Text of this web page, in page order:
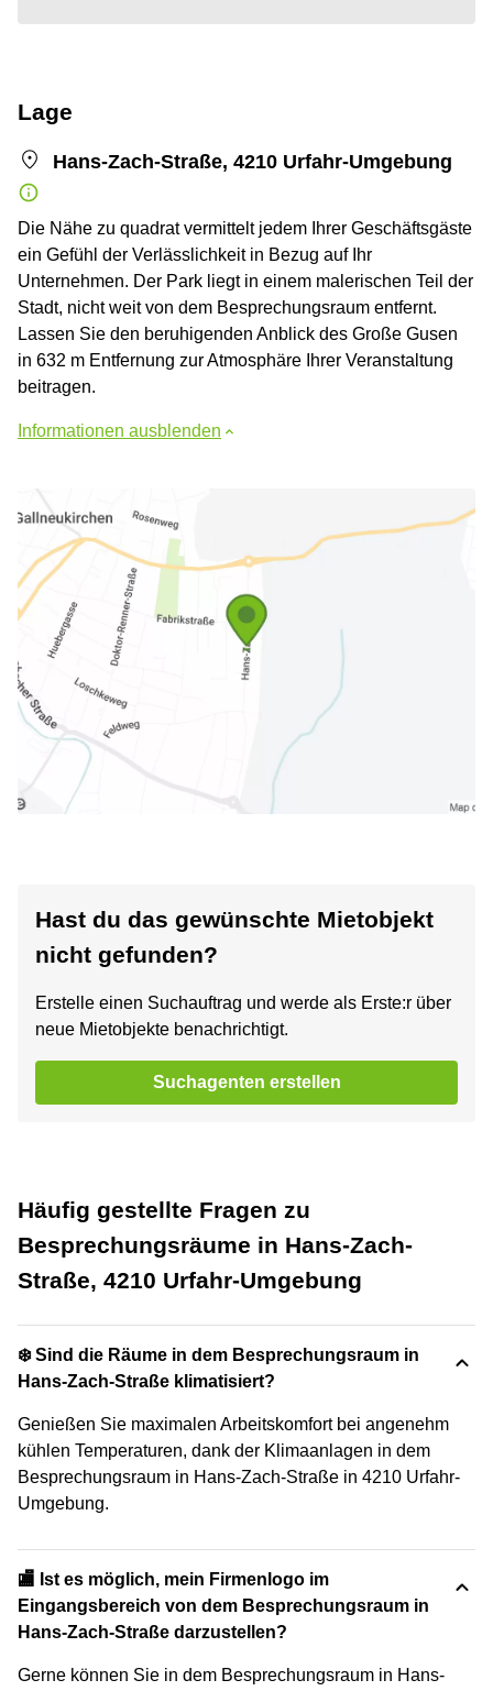
Lage
Hans-Zach-Straße, 4210 Urfahr-Umgebung
Die Nähe zu quadrat vermittelt jedem Ihrer Geschäftsgäste
ein Gefühl der Verlässlichkeit in Bezug auf Ihr
Unternehmen. Der Park liegt in einem malerischen Teil der
Stadt, nicht weit von dem Besprechungsraum entfernt.
Lassen Sie den beruhigenden Anblick des Große Gusen
in 632 m Entfernung zur Atmosphäre Ihrer Veranstaltung
beitragen.
Informationen ausblenden
Hast du das gewünschte Mietobjekt
nicht gefunden?
Erstelle einen Suchauftrag und werde als Erste:r über
neue Mietobjekte benachrichtigt.
Suchagenten erstellen
Häufig gestellte Fragen zu
Besprechungsräume in Hans-Zach-
Straße, 4210 Urfahr-Umgebung
❄️ Sind die Räume in dem Besprechungsraum in
Hans-Zach-Straße klimatisiert?
Genießen Sie maximalen Arbeitskomfort bei angenehm
kühlen Temperaturen, dank der Klimaanlagen in dem
Besprechungsraum in Hans-Zach-Straße in 4210 Urfahr-
Umgebung.
🏬 Ist es möglich, mein Firmenlogo im
Eingangsbereich von dem Besprechungsraum in
Hans-Zach-Straße darzustellen?
Gerne können Sie in dem Besprechungsraum in Hans-